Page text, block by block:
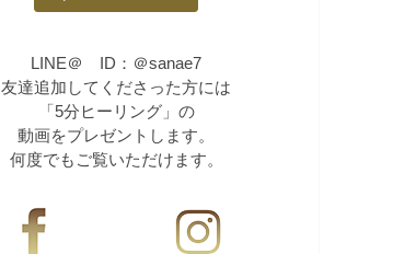
LINE＠ ID：＠sanae7
友達追加してくださった方には
「5分ヒーリング」の
動画をプレゼントします。
何度でもご覧いただけます。